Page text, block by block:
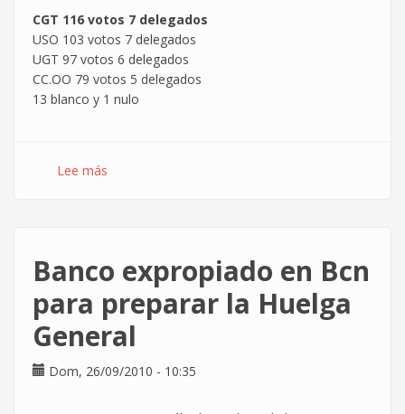
CGT 116 votos 7 delegados
USO 103 votos 7 delegados
UGT 97 votos 6 delegados
CC.OO 79 votos 5 delegados
13 blanco y 1 nulo
Lee más
sindicales
Indra
"Anabel
Segura"
(Madrid)
Banco expropiado en Bcn
para preparar la Huelga
General
Dom, 26/09/2010 - 10:35